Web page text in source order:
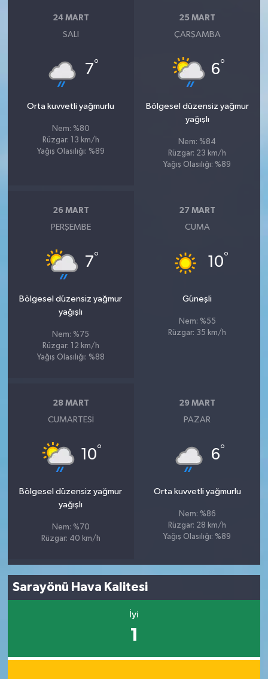
24 MART
SALI
7°
Orta kuvvetli yağmurlu
Nem: %80
Rüzgar: 13 km/h
Yağış Olasılığı: %89
25 MART
ÇARŞAMBA
6°
Bölgesel düzensiz yağmur
yağışlı
Nem: %84
Rüzgar: 23 km/h
Yağış Olasılığı: %89
26 MART
PERŞEMBE
7°
Bölgesel düzensiz yağmur
yağışlı
Nem: %75
Rüzgar: 12 km/h
Yağış Olasılığı: %88
27 MART
CUMA
10°
Güneşli
Nem: %55
Rüzgar: 35 km/h
28 MART
CUMARTESI
10°
Bölgesel düzensiz yağmur
yağışlı
Nem: %70
Rüzgar: 40 km/h
29 MART
PAZAR
6°
Orta kuvvetli yağmurlu
Nem: %86
Rüzgar: 28 km/h
Yağış Olasılığı: %89
Sarayönü Hava Kalitesi
İyi
1